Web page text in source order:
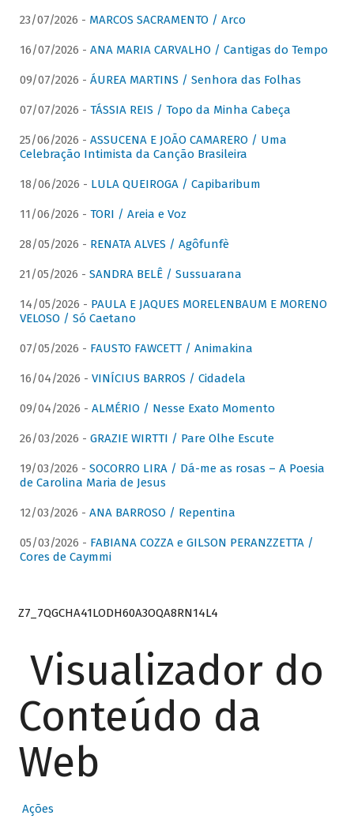
23/07/2026 - MARCOS SACRAMENTO / Arco
16/07/2026 - ANA MARIA CARVALHO / Cantigas do Tempo
09/07/2026 - ÁUREA MARTINS / Senhora das Folhas
07/07/2026 - TÁSSIA REIS / Topo da Minha Cabeça
25/06/2026 - ASSUCENA E JOÃO CAMARERO / Uma
Celebração Intimista da Canção Brasileira
18/06/2026 - LULA QUEIROGA / Capibaribum
11/06/2026 - TORI / Areia e Voz
28/05/2026 - RENATA ALVES / Agôfunfè
21/05/2026 - SANDRA BELÊ / Sussuarana
14/05/2026 - PAULA E JAQUES MORELENBAUM E MORENO
VELOSO / Só Caetano
07/05/2026 - FAUSTO FAWCETT / Animakina
16/04/2026 - VINÍCIUS BARROS / Cidadela
09/04/2026 - ALMÉRIO / Nesse Exato Momento
26/03/2026 - GRAZIE WIRTTI / Pare Olhe Escute
19/03/2026 - SOCORRO LIRA / Dá-me as rosas – A Poesia
de Carolina Maria de Jesus
12/03/2026 - ANA BARROSO / Repentina
05/03/2026 - FABIANA COZZA e GILSON PERANZZETTA /
Cores de Caymmi
Z7_7QGCHA41LODH60A3OQA8RN14L4
Visualizador do
Conteúdo da
Web
Ações